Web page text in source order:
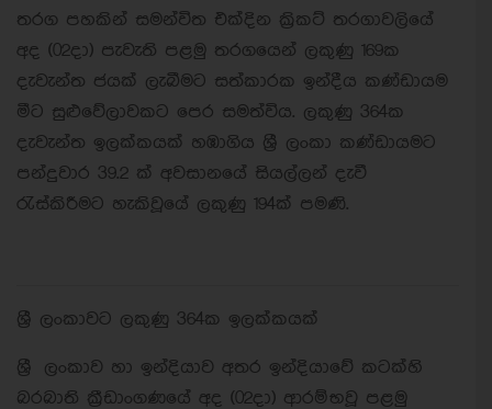
තරග පහකින් සමන්විත එක්දින ක්‍රිකට් තරගාවලියේ
අද (02දා) පැවැති පළමු තරගයෙන් ලකුණු 169ක
දැවැන්ත ජයක් ලැබීමට සත්කාරක ඉන්දීය කණ්ඩායම
මීට සුළුවේලාවකට පෙර සමත්විය. ලකුණු 364ක
දැවැන්ත ඉලක්කයක් හඹාගිය ශ්‍රී ලංකා කණ්ඩායමට
පන්දුවාර 39.2 ක් අවසානයේ සියල්ලන් දැවී
රැස්කිරීමට හැකිවූයේ ලකුණු 194ක් පමණි.
ශ්‍රී ලංකාවට ලකුණු 364ක ඉලක්කයක්
ශ්‍රී ලංකාව හා ඉන්දියාව අතර ඉන්දියාවේ කටක්හි
බරබාති ක්‍රීඩාංගණයේ අද (02දා) ආරම්භවූ පළමු